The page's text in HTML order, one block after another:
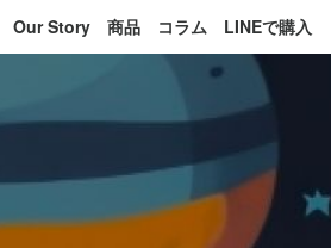
Our Story 商品 コラム LINEで購入